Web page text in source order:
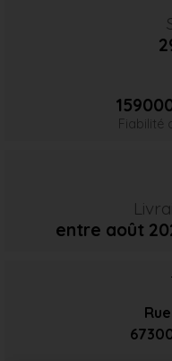
Fiabilité
entre août